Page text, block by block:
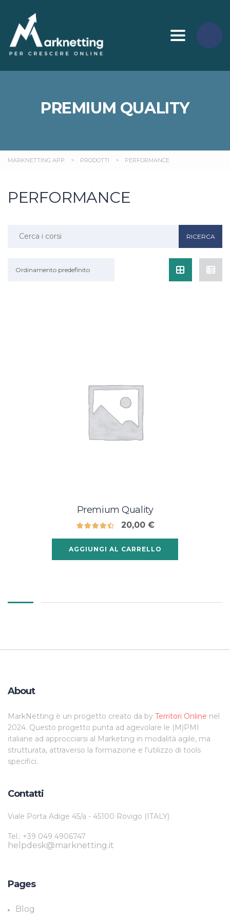
Toggle
PREMIUM QUALITY
MARKNETTING APP > PRODOTTI > PERFORMANCE
PERFORMANCE
Ordinamento predefinito
Premium Quality
20,00 €
AGGIUNGI AL CARRELLO
About
MarkNetting è un progetto creato da by Territori Online nel
2024. Questo progetto punta ad agevolare le (M)PMI
italiane ad approcciarsi al Marketing in modalità agile, ma
strutturata, attraverso la formazione e l'utilizzo di tools
specifici.
Contatti
Viale Porta Adige 45/a - 45100 Rovigo (ITALY)
Tel.: +39 049 4906747
helpdesk@marknetting.it
Pages
Blog